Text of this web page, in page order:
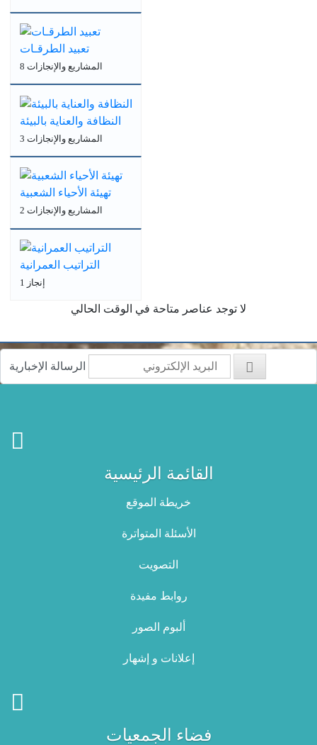
تعبيد الطرقـات
8 المشاريع والإنجازات
النظافة والعناية بالبيئة
3 المشاريع والإنجازات
تهيئة الأحياء الشعبية
2 المشاريع والإنجازات
التراتيب العمرانية
1 إنجاز
لا توجد عناصر متاحة في الوقت الحالي
الرسالة الإخبارية
القائمة الرئيسية
خريطة الموقع
الأسئلة المتواترة
التصويت
روابط مفيدة
ألبوم الصور
إعلانات و إشهار
فضاء الجمعيات